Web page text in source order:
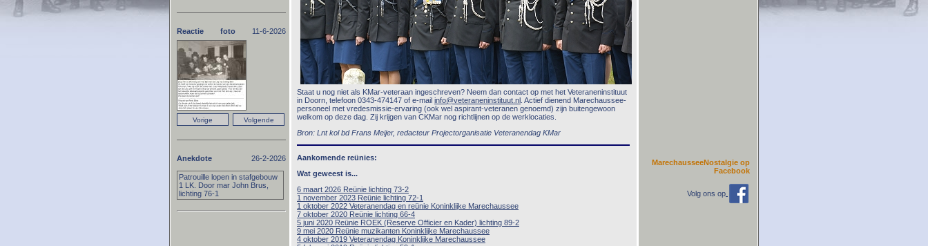
Staat u nog niet als KMar-veteraan ingeschreven? Neem dan contact op met het Veteraneninstituut
in Doorn, telefoon 0343-474147 of e-mail info@veteraneninstituut.nl . Actief dienend Marechaussee-
personeel met vredesmissie-ervaring (ook wel aspirant-veteranen genoemd) zijn buitengewoon
welkom op deze dag. Zij krijgen van CKMar nog richtlijnen op de werklocaties.
Bron: Lnt kol bd Frans Meijer, redacteur Projectorganisatie Veteranendag KMar
Aankomende reünies:
Wat geweest is...
6 maart 2026 Reünie lichting 73-2
1 november 2023 Reünie lichting 72-1
1 oktober 2022 Veteranendag en reünie Koninklijke Marechaussee
7 oktober 2020 Reünie lichting 66-4
5 juni 2020 Reünie ROEK (Reserve Officier en Kader) lichting 89-2
9 mei 2020 Reünie muzikanten Koninklijke Marechaussee
4 oktober 2019 Veteranendag Koninklijke Marechaussee
Reactie foto 11-6-2026
Anekdote 26-2-2026
Patrouille lopen in stafgebouw
1 LK. Door mar John Brus,
lichting 76-1
MarechausseeNostalgie op
Facebook
Volg ons op